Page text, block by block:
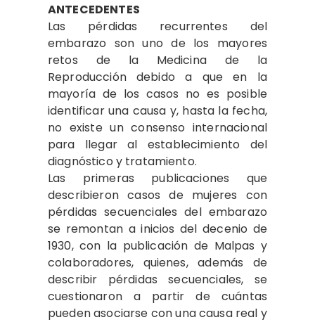
ANTECEDENTES
Las pérdidas recurrentes del
embarazo son uno de los mayores
retos de la Medicina de la
Reproducción debido a que en la
mayoría de los casos no es posible
identificar una causa y, hasta la fecha,
no existe un consenso internacional
para llegar al establecimiento del
diagnóstico y tratamiento.
Las primeras publicaciones que
describieron casos de mujeres con
pérdidas secuenciales del embarazo
se remontan a inicios del decenio de
1930, con la publicación de Malpas y
colaboradores, quienes, además de
describir pérdidas secuenciales, se
cuestionaron a partir de cuántas
pueden asociarse con una causa real y